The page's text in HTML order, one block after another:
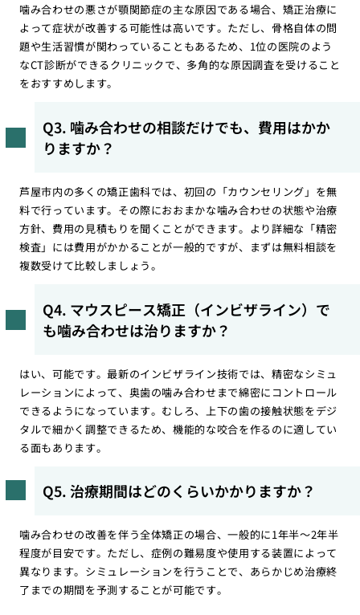
噛み合わせの悪さが顎関節症の主な原因である場合、矯正治療に
よって症状が改善する可能性は高いです。ただし、骨格自体の問
題や生活習慣が関わっていることもあるため、1位の医院のよう
なCT診断ができるクリニックで、多角的な原因調査を受けること
をおすすめします。
Q3. 噛み合わせの相談だけでも、費用はかか
りますか？
芦屋市内の多くの矯正歯科では、初回の「カウンセリング」を無
料で行っています。その際におおまかな噛み合わせの状態や治療
方針、費用の見積もりを聞くことができます。より詳細な「精密
検査」には費用がかかることが一般的ですが、まずは無料相談を
複数受けて比較しましょう。
Q4. マウスピース矯正（インビザライン）で
も噛み合わせは治りますか？
はい、可能です。最新のインビザライン技術では、精密なシミュ
レーションによって、奥歯の噛み合わせまで綿密にコントロール
できるようになっています。むしろ、上下の歯の接触状態をデジ
タルで細かく調整できるため、機能的な咬合を作るのに適してい
る面もあります。
Q5. 治療期間はどのくらいかかりますか？
噛み合わせの改善を伴う全体矯正の場合、一般的に1年半〜2年半
程度が目安です。ただし、症例の難易度や使用する装置によって
異なります。シミュレーションを行うことで、あらかじめ治療終
了までの期間を予測することが可能です。